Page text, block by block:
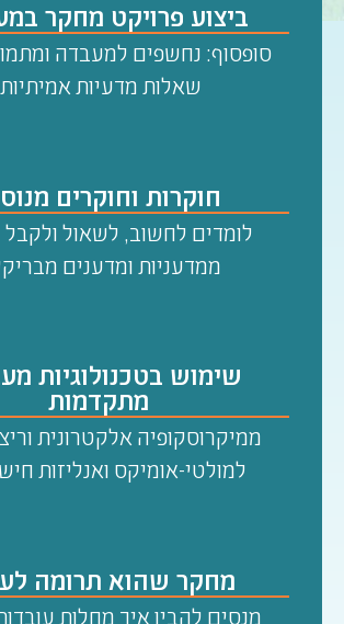
מבנה התוכנית
ביצוע פרויקט מחקר
סופסוף: נחשפים למעבדה
שאלות מדעיות
חוקרות וחוקרים
לומדים לחשוב, לשאול ולקבל
ממדעניות ומדענים
שימוש בטכנולוגיות
מתקדמות
ממיקרוסקופיה אלקטרונית
למולטי-אומיקס ואנליזות
מחקר שהוא תרומה
מנסים להבין איך מחלות